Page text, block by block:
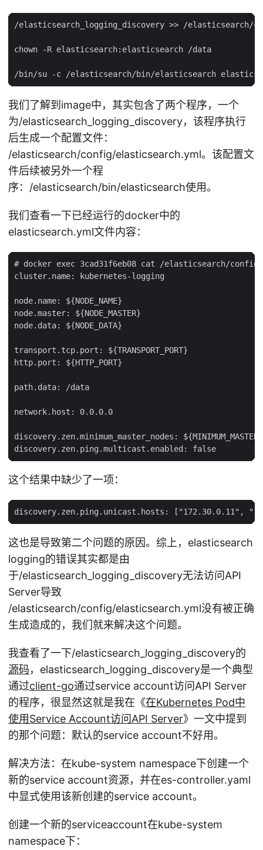
/elasticsearch_logging_discovery >> /elasticsearch/
chown -R elasticsearch:elasticsearch /data
我们了解到image中，其实包含了两个程序，一个
为/elasticsearch_logging_discovery，该程序执行
后生成一个配置文件：
/elasticsearch/config/elasticsearch.yml。该配置文
件后续被另外一个程
序：/elasticsearch/bin/elasticsearch使用。
我们查看一下已经运行的docker中的
elasticsearch.yml文件内容：
# docker exec 3cad31f6eb08 cat /elasticsearch/
cluster.name: kubernetes-logging
node.name: ${NODE_NAME}
node.master: ${NODE_MASTER}
node.data: ${NODE_DATA}
transport.tcp.port: ${TRANSPORT_PORT}
http.port: ${HTTP_PORT}
path.data: /data
network.host: 0.0.0.0
discovery.zen.minimum_master_nodes:
这个结果中缺少了一项：
这也是导致第二个问题的原因。综上，elasticsearch
logging的错误其实都是由
于/elasticsearch_logging_discovery无法访问API
Server导致
/elasticsearch/config/elasticsearch.yml没有被正确
生成造成的，我们就来解决这个问题。
我查看了一下/elasticsearch_logging_discovery的
源码，elasticsearch_logging_discovery是一个典型
通过client-go通过service account访问API Server
的程序，很显然这就是我在《在Kubernetes Pod中
使用Service Account访问API Server》一文中提到
的那个问题：默认的service account不好用。
解决方法：在kube-system namespace下创建一个
新的service account资源，并在es-controller.yaml
中显式使用该新创建的service account。
创建一个新的serviceaccount在kube-system
namespace下：